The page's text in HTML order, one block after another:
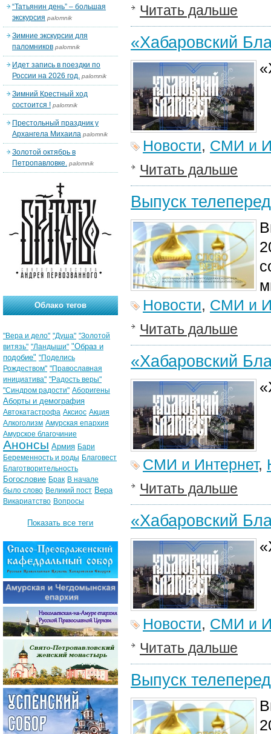
Читать дальше
«Хабаровский
Новости, СМИ и
Читать дальше
Выпуск
Новости, СМИ и
Читать дальше
«Хабаровский
СМИ и Интернет,
Читать дальше
«Хабаровский
Новости, СМИ и
Читать дальше
Выпуск
“Татьянин день” – большая
экскурсия palomnik
Зимние экскурсии для
паломников palomnik
Идет запись в поездки по
России на 2026 год. palomnik
Зимний Крестный ход
состоится ! palomnik
Престольный праздник у
Архангела Михаила palomnik
Золотой октябрь в
Петропавловке. palomnik
Облако тегов
"Вера и дело" "Душа" "Золотой
витязь" "Ландыши" "Образ и
подобие" "Поделись
Рождеством" "Православная
инициатива" "Радость веры"
"Синдром радости" Аборигены
Аборты и демография
Автокатастрофа Аксиос Акция
Алкоголизм Амурская епархия
Амурское благочиние
Анонсы Армия Бари
Беременность и роды Благовест
Благотворительность
Богословие Брак В начале
было слово Великий пост Вера
Викариатство Вопросы
Показать все теги